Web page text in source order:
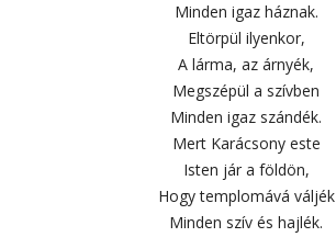
Minden igaz háznak.
Eltörpül ilyenkor,
A lárma, az árnyék,
Megszépül a szívben
Minden igaz szándék.
Mert Karácsony este
Isten jár a földön,
Hogy templomává váljék
Minden szív és hajlék.